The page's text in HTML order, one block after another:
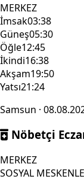
MERKEZ
İmsak03:38
Güneş05:30
Öğle12:45
İkindi16:38
Akşam19:50
Yatsı21:24
Samsun ·
Nöbetçi
MERKEZ
SOSYAL